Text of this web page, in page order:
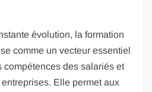
évolution, la formation
comme un vecteur essentiel
compétences des salariés et
Elle permet aux